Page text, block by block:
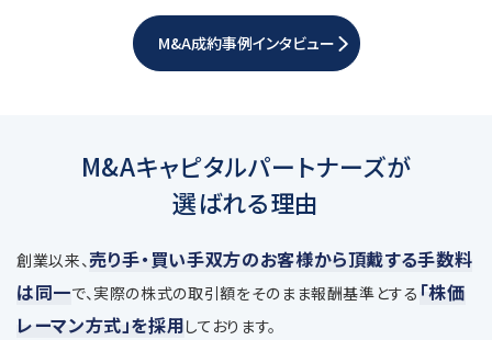
M&A成約事例インタビュー
M&Aキャピタルパートナーズが
選ばれる理由
創業以来、売り手・買い手双方のお客様から頂戴する手数料
は同一で、実際の株式の取引額をそのまま報酬基準とする 「株価
レーマン方式」を採用しております。